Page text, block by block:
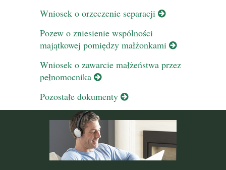
Wniosek o orzeczenie separacji
Pozew o zniesienie wspólności
majątkowej pomiędzy małżonkami
Wniosek o zawarcie małżeństwa przez
pełnomocnika
Pozostałe dokumenty